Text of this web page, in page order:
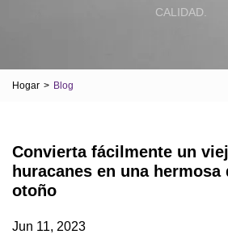
CALIDAD.
Hogar > Blog
Convierta fácilmente un
huracanes en una
otoño
Jun 11, 2023